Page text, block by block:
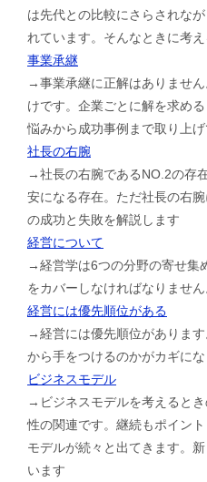
は先代との比較にさらされな
れています。そんなときに考
事業承継
→事業承継に正解はありませ
けです。企業ごとに解を求め
悩みから成功事例まで取り上
社長の右腕
→社長の右腕であるNO.2の存
安になる存在。ただ社長の右
の成功と失敗を解説します
経営について
→経営学は6つの分野の寄せ集
をカバーしなければなりませ
経営には優先順位がある
→経営には優先順位がありま
から手をつけるのかがカギに
ビジネスモデル
→ビジネスモデルを考えると
性の関連です。継続もポイン
モデルが続々と出てきます。
います